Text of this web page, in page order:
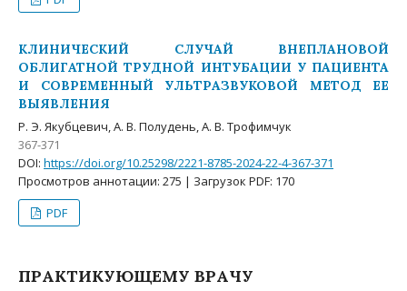
КЛИНИЧЕСКИЙ СЛУЧАЙ ВНЕПЛАНОВОЙ
ОБЛИГАТНОЙ ТРУДНОЙ ИНТУБАЦИИ У ПАЦИЕНТА
И СОВРЕМЕННЫЙ УЛЬТРАЗВУКОВОЙ МЕТОД ЕЕ
ВЫЯВЛЕНИЯ
Р. Э. Якубцевич, А. В. Полудень, А. В. Трофимчук
367-371
DOI: https://doi.org/10.25298/2221-8785-2024-22-4-367-371
Просмотров аннотации: 275 | Загрузок PDF: 170
PDF
ПРАКТИКУЮЩЕМУ ВРАЧУ